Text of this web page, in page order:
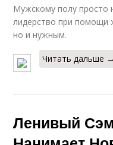
Мужскому полу просто
лидерство при помощи
но и нужным.
Читать дальше →
Ленивый